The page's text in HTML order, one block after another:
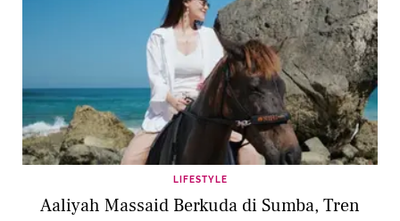
LIFESTYLE
Aaliyah Massaid Berkuda di Sumba, Tren